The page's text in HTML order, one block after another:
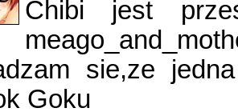
Chibi jest
sie,ze
Goku